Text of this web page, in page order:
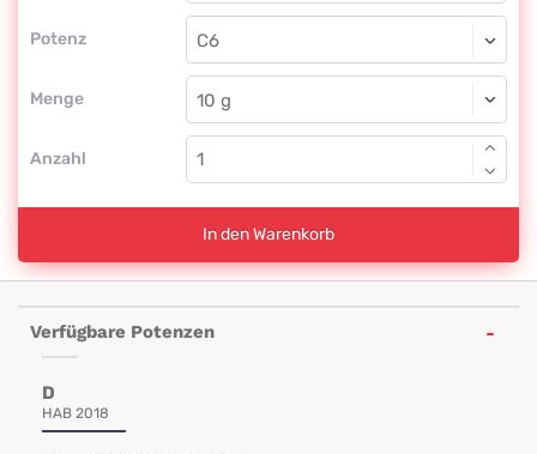
Potenz
Globuli
C6
Menge
Globuli
Anzahl
In den Warenkorb
Verfügbare Potenzen
D
HAB 2018